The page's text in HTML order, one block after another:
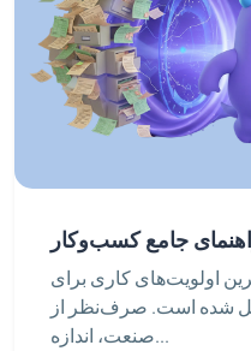
جامع کسب‌وکار
اولویت‌های کاری برای
شده است. صرف‌نظر از
صنعت، اندازه...